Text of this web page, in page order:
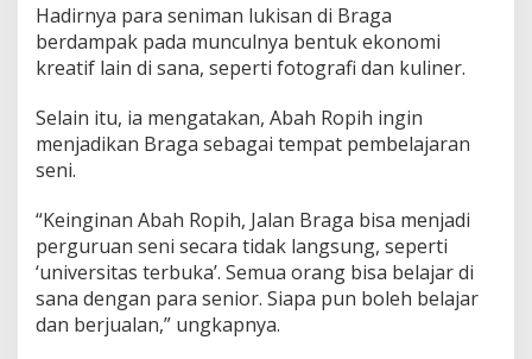
Hadirnya para seniman lukisan di Braga
berdampak pada munculnya bentuk ekonomi
kreatif lain di sana, seperti fotografi dan kuliner.
Selain itu, ia mengatakan, Abah Ropih ingin
menjadikan Braga sebagai tempat pembelajaran
seni.
“Keinginan Abah Ropih, Jalan Braga bisa menjadi
perguruan seni secara tidak langsung, seperti
‘universitas terbuka’. Semua orang bisa belajar di
sana dengan para senior. Siapa pun boleh belajar
dan berjualan,” ungkapnya.